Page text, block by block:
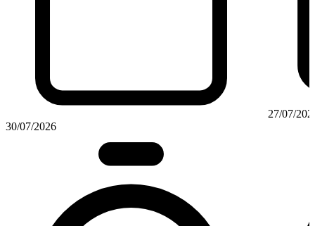
30/07/2026
27/07/